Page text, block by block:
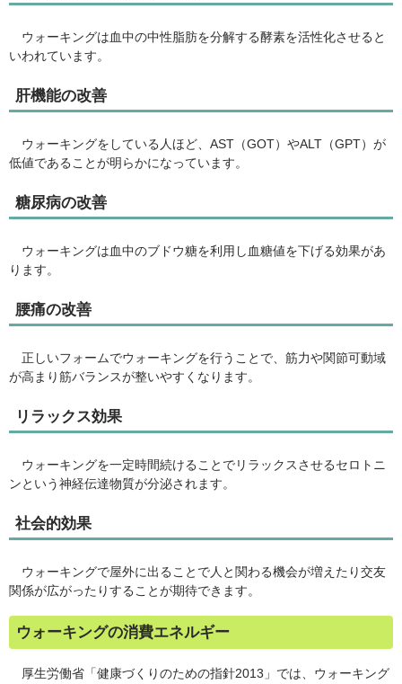
ウォーキングは血中の中性脂肪を分解する酵素を活性化させると
いわれています。
肝機能の改善
ウォーキングをしている人ほど、AST（GOT）やALT（GPT）が
低値であることが明らかになっています。
糖尿病の改善
ウォーキングは血中のブドウ糖を利用し血糖値を下げる効果があ
ります。
腰痛の改善
正しいフォームでウォーキングを行うことで、筋力や関節可動域
が高まり筋バランスが整いやすくなります。
リラックス効果
ウォーキングを一定時間続けることでリラックスさせるセロトニ
ンという神経伝達物質が分泌されます。
社会的効果
ウォーキングで屋外に出ることで人と関わる機会が増えたり交友
関係が広がったりすることが期待できます。
ウォーキングの消費エネルギー
厚生労働省「健康づくりのための指針2013」では、ウォーキング